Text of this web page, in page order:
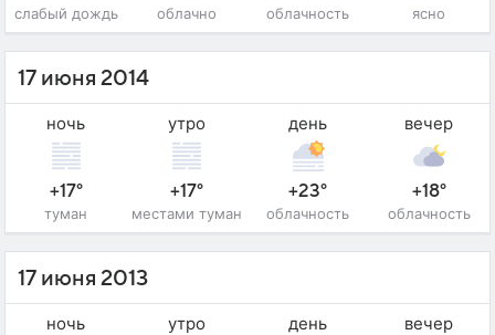
слабый дождь облачно облачность ясно
17 июня 2014
ночь
+17°
туман
утро
+17°
местами туман
день
+23°
облачность
вечер
+18°
облачность
17 июня 2013
ночь утро день вечер